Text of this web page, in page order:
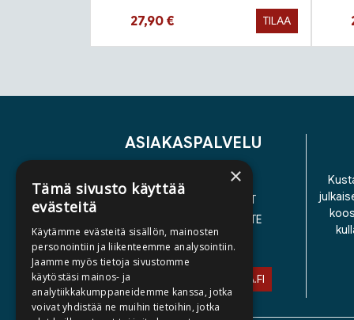
Hinta nyt
27,90 € TILAA
ASIAKASPALVELU
YHTEYSTIEDOT
YLEISET TOIMITUSEHDOT
SAAVUTETTAVUUSSELOSTE
TIETOSUOJASELOSTE
ASIAKASPALVELU@STORIA.FI
×
Tämä sivusto käyttää
evästeitä
Käytämme evästeitä sisällön, mainosten
personointiin ja liikenteemme analysointiin.
Jaamme myös tietoja sivustomme
käytöstäsi mainos- ja
analytiikkakumppaneidemme kanssa, jotka
voivat yhdistää ne muihin tietoihin, jotka